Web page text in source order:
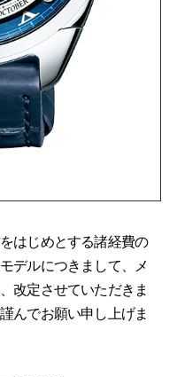
はじめとする諸経費の
デルにつきまして、メ
改定させていただきま
んでお願い申し上げま